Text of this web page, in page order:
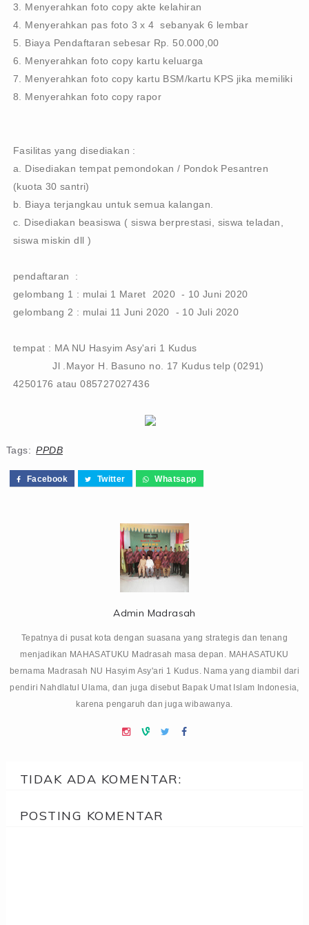
3. Menyerahkan foto copy akte kelahiran
4. Menyerahkan pas foto 3 x 4 sebanyak 6 lembar
5. Biaya Pendaftaran sebesar Rp. 50.000,00
6. Menyerahkan foto copy kartu keluarga
7. Menyerahkan foto copy kartu BSM/kartu KPS jika memiliki
8. Menyerahkan foto copy rapor
Fasilitas yang disediakan :
a. Disediakan tempat pemondokan / Pondok Pesantren
(kuota 30 santri)
b. Biaya terjangkau untuk semua kalangan.
c. Disediakan beasiswa ( siswa berprestasi, siswa teladan,
siswa miskin dll )
pendaftaran :
gelombang 1 : mulai 1 Maret 2020 - 10 Juni 2020
gelombang 2 : mulai 11 Juni 2020 - 10 Juli 2020
tempat : MA NU Hasyim Asy'ari 1 Kudus
Jl .Mayor H. Basuno no. 17 Kudus telp (0291)
4250176 atau 085727027436
Tags: PPDB
Facebook Twitter Whatsapp
Admin Madrasah
Tepatnya di pusat kota dengan suasana yang strategis dan tenang
menjadikan MAHASATUKU Madrasah masa depan. MAHASATUKU
bernama Madrasah NU Hasyim Asy'ari 1 Kudus. Nama yang diambil dari
pendiri Nahdlatul Ulama, dan juga disebut Bapak Umat Islam Indonesia,
karena pengaruh dan juga wibawanya.
TIDAK ADA KOMENTAR:
POSTING KOMENTAR